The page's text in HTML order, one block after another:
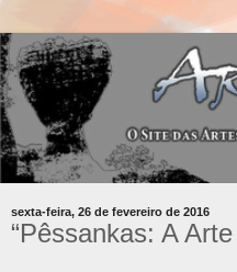
sexta-feira, 26 de fevereiro de 2016
“Pêssankas: A